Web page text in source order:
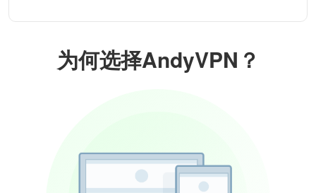
为何选择AndyVPN？